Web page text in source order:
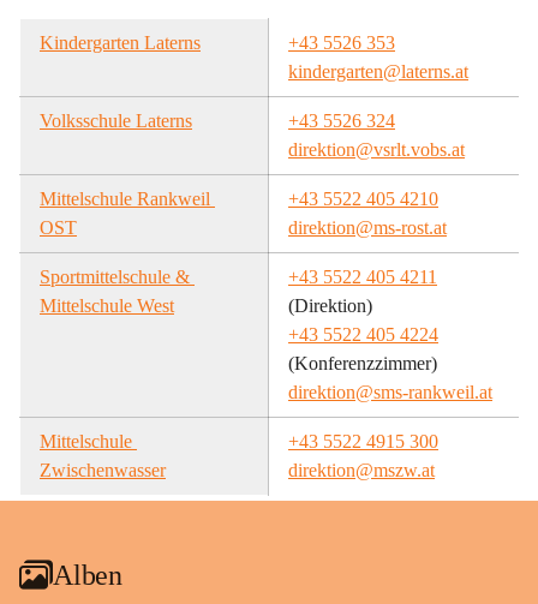
Kindergarten Laterns
+43 5526 353
kindergarten@laterns.at
Volksschule Laterns
+43 5526 324
direktion@vsrlt.vobs.at
Mittelschule Rankweil
OST
+43 5522 405 4210
direktion@ms-rost.at
Sportmittelschule &
Mittelschule West
+43 5522 405 4211
(Direktion)
+43 5522 405 4224
(Konferenzzimmer)
direktion@sms-rankweil.at
Mittelschule
Zwischenwasser
+43 5522 4915 300
direktion@mszw.at
Alben